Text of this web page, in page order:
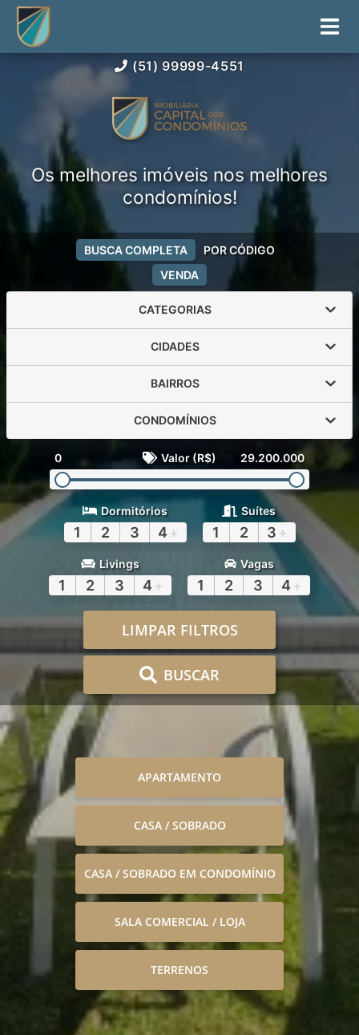
(51) 99999-4551
Os melhores imóveis nos melhores
condomínios!
VENDA
BUSCA COMPLETA POR CÓDIGO
CATEGORIAS
CIDADES
BAIRROS
CONDOMÍNIOS
0 Valor (R$) 29.200.000
Dormitórios
1 2 3 4 +
Suítes
1 2 3 +
Livings
1 2 3 4 +
Vagas
1 2 3 4 +
LIMPAR FILTROS
BUSCAR
APARTAMENTO
CASA / SOBRADO
CASA / SOBRADO EM CONDOMÍNIO
SALA COMERCIAL / LOJA
TERRENOS